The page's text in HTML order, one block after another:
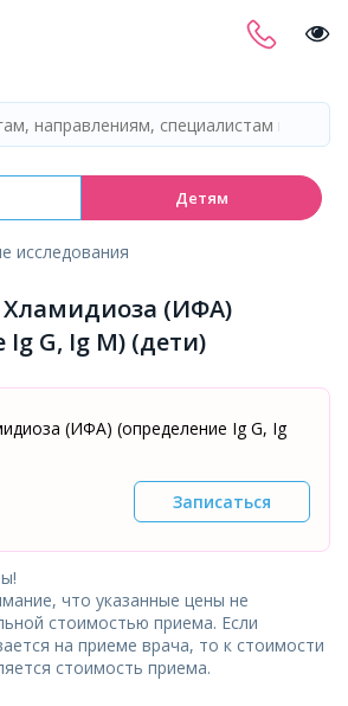
Детям
исследования
Хламидиоза (ИФА)
G, Ig M) (дети)
(ИФА) (определение Ig G, Ig
Записаться
что указанные цены не
стоимостью приема. Если
на приеме врача, то к стоимости
стоимость приема.